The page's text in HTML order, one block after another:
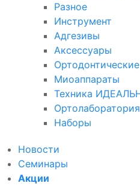
Разное
Инструмент
Адгезивы
Аксессуары
Миоаппараты
Техника
Ортолаборатория
Наборы
Новости
Семинары
Акции